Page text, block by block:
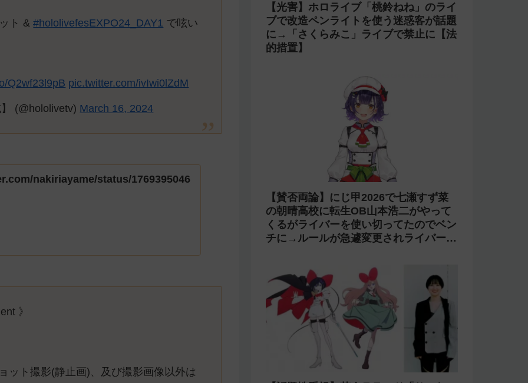
ト &#hololivefesEXPO24_DAY1 で呟い
Q2wf23l9pB pic.twitter.com/ivIwi0lZdM
(@hololivetv) March 16, 2024
nakiriayame/status/1769395046
》
ット撮影(静止画)、及び撮影画像以外は
【光害】ホロライブ「桃鈴ねね」のライ
ブで改造ペンライトを使う迷惑客が話題
に→「さくらみこ」ライブで禁止に【法
的措置】
【賛否両論】にじ甲2026で七瀬すず菜
の朝晴高校に転生OB山本浩二がやって
くるがライバーを使い切ってたのでベン
チに→ルールが急遽変更されライバーの